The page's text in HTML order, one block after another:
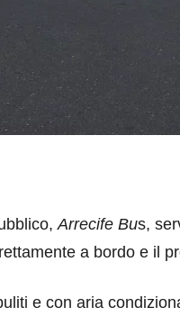
Arrecife Bus,
a bordo e il
e con aria